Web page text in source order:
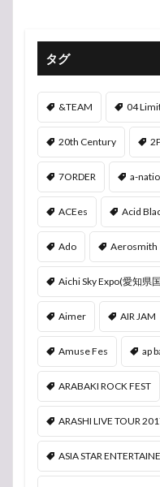
タグ
&TEAM 04
20th Century
7ORDER a-
ACEes Acid
Ado Aerosmith
Aichi Sky Expo(愛知県
Aimer AIR JAM
Amuse Fes ap
ARABAKI ROCK FEST
ARASHI LIVE TOUR
ASIA STAR